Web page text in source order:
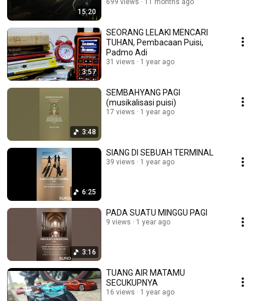
15:20
699 views 11 months ago
3:57
SEORANG LELAKI MENCARI
TUHAN, Pembacaan Puisi,
Padmo Adi
31 views 1 year ago
3:48
SEMBAHYANG PAGI
(musikalisasi puisi)
17 views 1 year ago
6:25
SIANG DI SEBUAH TERMINAL
39 views 1 year ago
3:16
PADA SUATU MINGGU PAGI
9 views 1 year ago
TUANG AIR MATAMU
SECUKUPNYA
16 views 1 year ago